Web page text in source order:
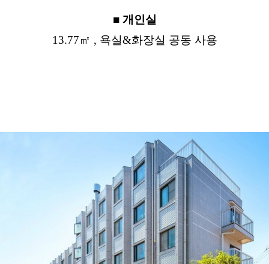
■ 개인실
13.77㎡ , 욕실&화장실 공동 사용